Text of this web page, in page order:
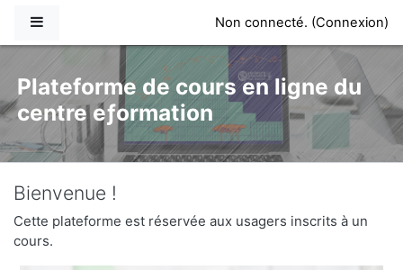
Non connecté. (Connexion)
Plateforme de cours en ligne du
centre eƒormation
Bienvenue !
Cette plateforme est réservée aux usagers inscrits à un
cours.